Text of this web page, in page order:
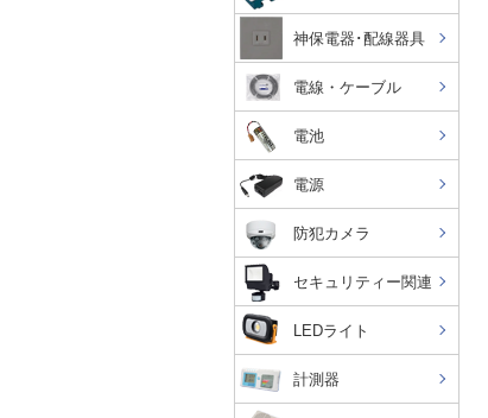
神保電器･配線器具
電線・ケーブル
電池
電源
防犯カメラ
セキュリティー関連
LEDライト
計測器